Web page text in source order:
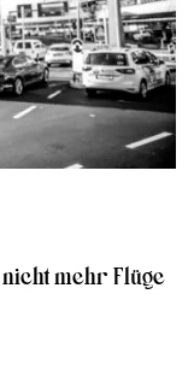
mehr Flüge